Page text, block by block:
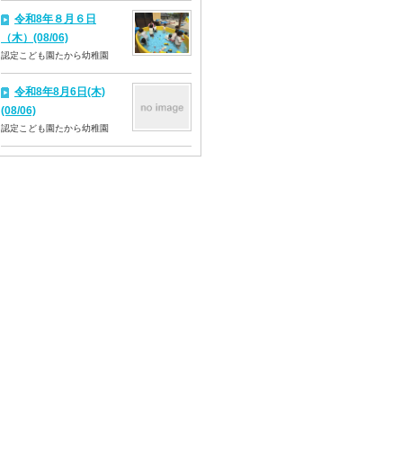
令和8年８月６日
（木）(08/06)
認定こども園たから幼稚園
令和8年8月6日(木)
(08/06)
認定こども園たから幼稚園